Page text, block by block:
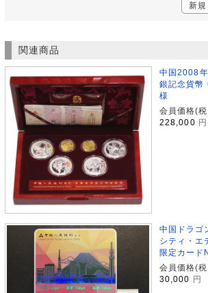
新
関連商品
中国2008
銀記念貨幣
様
会員価格(税
228,000 円
中国ドラゴ
シティ・
限定カード
会員価格(税
30,000
円